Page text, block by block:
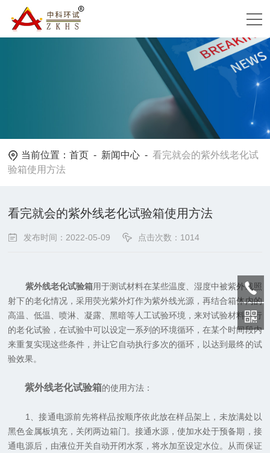
当前位置：首页 - 新闻中心 -看完就会的紫外线老化试
验箱使用方法
看完就会的紫外线老化试验箱使用方法
发布时间：2022-05-09 点击次数：1014
紫外线老化试验箱用于测试材料在某些温度、湿度中被紫外线照
射下的老化情况，采用荧光紫外灯作为紫外线光源，再结合箱体内的
高温、低温、喷淋、凝露、黑暗等人工试验环境，来对试验材料进行
的老化试验，在试验中可以设定一系列的环境循环，在某个时间段内
来重复实现这些条件，并让它自动执行多次的循环，以达到最终的试
验效果。
紫外线老化试验箱的使用方法：
1、接通电源前先将样品按顺序依此放在样品架上，未放满处以
黑色金属板填充，关闭两边箱门。接通水源，使加水处于预备期，接
通电源后，由液位开关自动开闭水泵，将水加至设定水位。从而保证